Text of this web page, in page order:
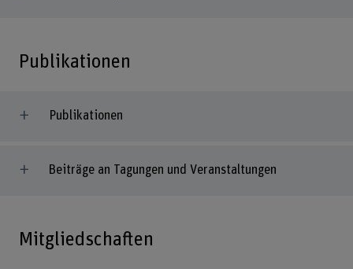
Publikationen
Publikationen
Beiträge an Tagungen und Veranstaltungen
Mitgliedschaften